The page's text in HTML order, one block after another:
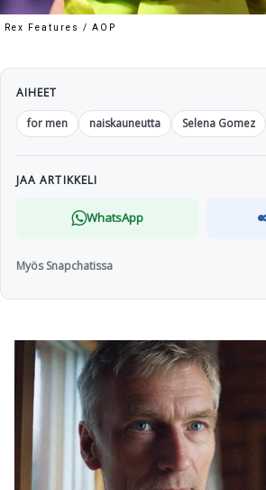
Rex Features / AOP
AIHEET
for men
naiskauneutta Selena Gomez
JAA ARTIKKELI
WhatsApp
Myös Snapchatissa